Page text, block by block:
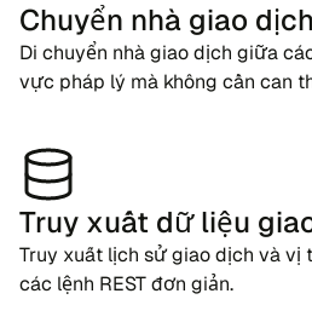
Chuyển nhà giao dịch
Di chuyển nhà giao dịch giữa
vực pháp lý mà không cần can
Truy xuất dữ liệu
Truy xuất lịch sử giao dịch và vị
các lệnh REST đơn giản.